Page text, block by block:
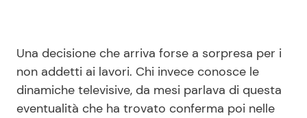
Una decisione che arriva forse a sorpresa per i
non addetti ai lavori. Chi invece conosce le
dinamiche televisive, da mesi parlava di questa
eventualità che ha trovato conferma poi nelle